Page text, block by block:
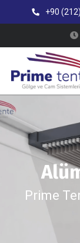
+90
Prime